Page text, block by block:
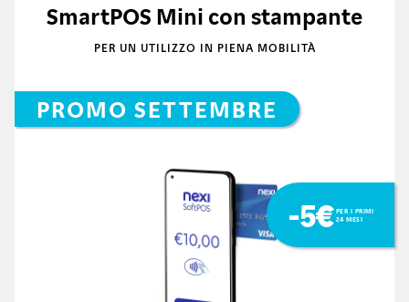
PROMO SETTEMBRE
SmartPOS Mini con stampante
PER UN UTILIZZO IN PIENA MOBILITÀ
-5€ PER I PRIMI
24 MESI